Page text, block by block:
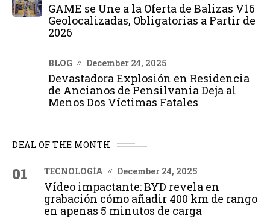
GAME se Une a la Oferta de Balizas V16
Geolocalizadas, Obligatorias a Partir de
2026
BLOG December 24, 2025
Devastadora Explosión en Residencia
de Ancianos de Pensilvania Deja al
Menos Dos Víctimas Fatales
DEAL OF THE MONTH
01 TECNOLOGÍA December 24, 2025
Vídeo impactante: BYD revela en
grabación cómo añadir 400 km de rango
en apenas 5 minutos de carga